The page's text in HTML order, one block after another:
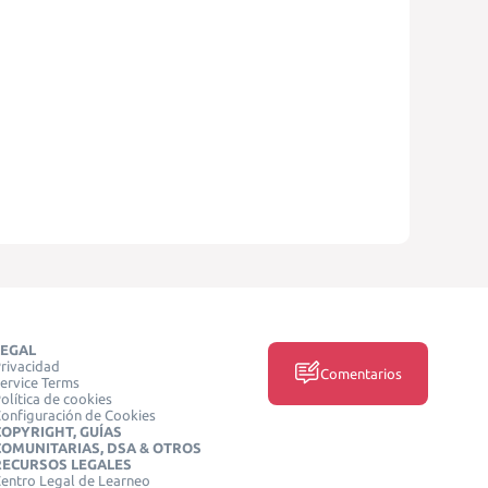
Terms
de cookies
de Cookies
GUÍAS
DSA & OTROS
LEGALES
Legal de Learneo
Comentarios